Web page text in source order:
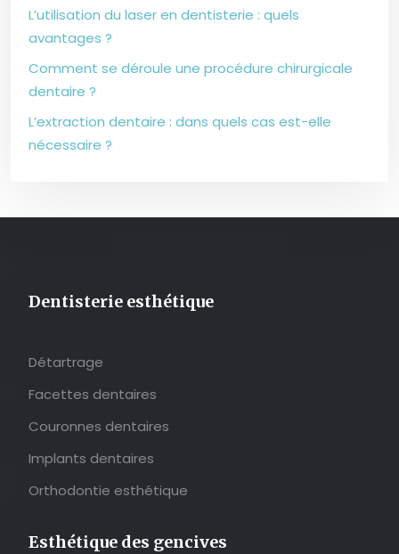
L’utilisation du laser en dentisterie : quels
avantages ?
Comment se déroule une procédure chirurgicale
dentaire ?
L’extraction dentaire : dans quels cas est-elle
nécessaire ?
Dentisterie esthétique
Détartrage
Facettes dentaires
Couronnes dentaires
Implants dentaires
Orthodontie esthétique
Esthétique des gencives